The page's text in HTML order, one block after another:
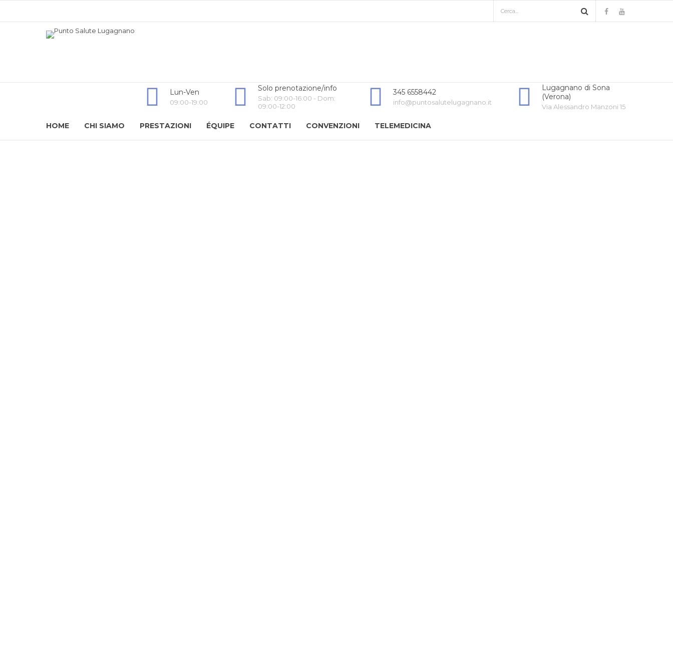
Lun-Ven
09:00-19:00
Solo prenotazione/info
Sab: 09:00-16:00 - Dom:
09:00-12:00
345 6558442
info@puntosalutelugagnano.it
Lugagnano di Sona
(Verona)
Via Alessandro Manzoni 15
HOME CHI SIAMO PRESTAZIONI ÉQUIPE CONTATTI CONVENZIONI TELEMEDICINA